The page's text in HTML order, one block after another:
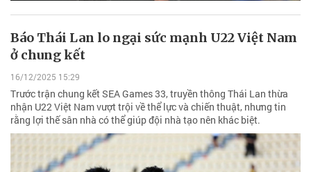
Báo Thái Lan lo ngại sức mạnh U22 Việt Nam
ở chung kết
16/12/2025 15:29
Trước trận chung kết SEA Games 33, truyền thông Thái Lan thừa
nhận U22 Việt Nam vượt trội về thể lực và chiến thuật, nhưng tin
rằng lợi thế sân nhà có thể giúp đội nhà tạo nên khác biệt.